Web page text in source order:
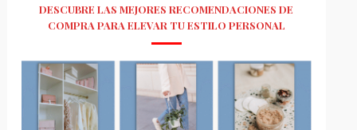
DESCUBRE LAS MEJORES RECOMENDACIONES DE
COMPRA PARA ELEVAR TU ESTILO PERSONAL